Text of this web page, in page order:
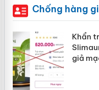
Chống hàng
Khẩn
giả